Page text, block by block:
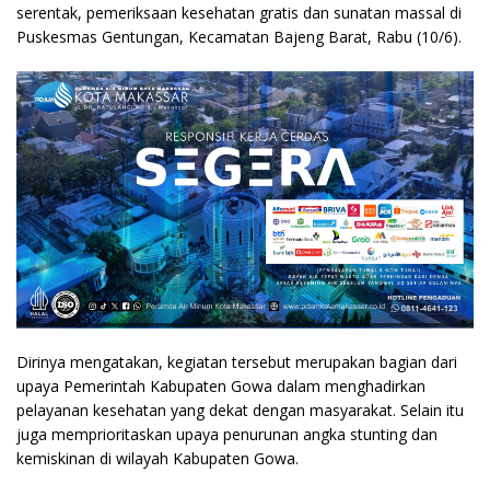
serentak, pemeriksaan kesehatan gratis dan sunatan massal di
Puskesmas Gentungan, Kecamatan Bajeng Barat, Rabu (10/6).
Dirinya mengatakan, kegiatan tersebut merupakan bagian dari
upaya Pemerintah Kabupaten Gowa dalam menghadirkan
pelayanan kesehatan yang dekat dengan masyarakat. Selain itu
juga memprioritaskan upaya penurunan angka stunting dan
kemiskinan di wilayah Kabupaten Gowa.